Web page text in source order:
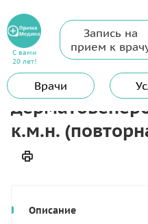
С вами
20 лет!
Запись на
прием к
Врачи
Главная
Консультация врача-
(повторная)
Консультация
к.м.н.
Описание